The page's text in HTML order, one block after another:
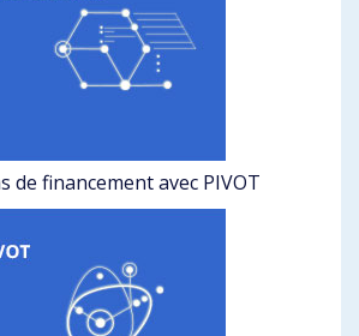
de financement avec PIVOT